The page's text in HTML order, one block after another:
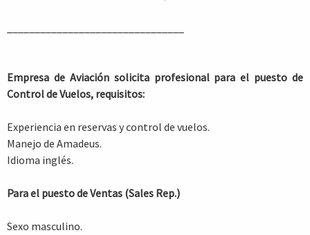
Empresa de Aviación solicita profesional para el puesto de
Control de Vuelos, requisitos:
Experiencia en reservas y control de vuelos.
Manejo de Amadeus.
Idioma inglés.
Para el puesto de Ventas (Sales Rep.)
Sexo masculino.